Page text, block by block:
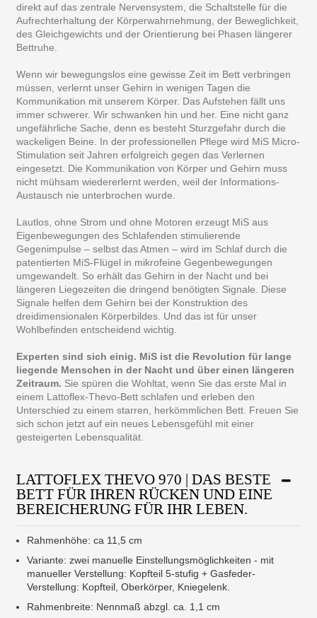
direkt auf das zentrale Nervensystem, die Schaltstelle für die
Aufrechterhaltung der Körperwahrnehmung, der Beweglichkeit,
des Gleichgewichts und der Orientierung bei Phasen längerer
Bettruhe.
Wenn wir bewegungslos eine gewisse Zeit im Bett verbringen
müssen, verlernt unser Gehirn in wenigen Tagen die
Kommunikation mit unserem Körper. Das Aufstehen fällt uns
immer schwerer. Wir schwanken hin und her. Eine nicht ganz
ungefährliche Sache, denn es besteht Sturzgefahr durch die
wackeligen Beine. In der professionellen Pflege wird MiS Micro-
Stimulation seit Jahren erfolgreich gegen das Verlernen
eingesetzt. Die Kommunikation von Körper und Gehirn muss
nicht mühsam wiedererlernt werden, weil der Informations-
Austausch nie unterbrochen wurde.
Lautlos, ohne Strom und ohne Motoren erzeugt MiS aus
Eigenbewegungen des Schlafenden stimulierende
Gegenimpulse – selbst das Atmen – wird im Schlaf durch die
patentierten MiS-Flügel in mikrofeine Gegenbewegungen
umgewandelt. So erhält das Gehirn in der Nacht und bei
längeren Liegezeiten die dringend benötigten Signale. Diese
Signale helfen dem Gehirn bei der Konstruktion des
dreidimensionalen Körperbildes. Und das ist für unser
Wohlbefinden entscheidend wichtig.
Experten sind sich einig. MiS ist die Revolution für lange
liegende Menschen in der Nacht und über einen längeren
Zeitraum. Sie spüren die Wohltat, wenn Sie das erste Mal in
einem Lattoflex-Thevo-Bett schlafen und erleben den
Unterschied zu einem starren, herkömmlichen Bett. Freuen Sie
sich schon jetzt auf ein neues Lebensgefühl mit einer
gesteigerten Lebensqualität.
LATTOFLEX THEVO 970 | DAS BESTE
BETT FÜR IHREN RÜCKEN UND EINE
BEREICHERUNG FÜR IHR LEBEN.
Rahmenhöhe: ca 11,5 cm
Variante: zwei manuelle Einstellungsmöglichkeiten - mit
manueller Verstellung: Kopfteil 5-stufig + Gasfeder-
Verstellung: Kopfteil, Oberkörper, Kniegelenk.
Rahmenbreite: Nennmaß abzgl. ca. 1,1 cm